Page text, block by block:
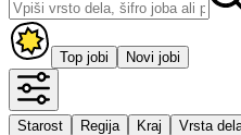
Top jobi Novi jobi
Starost Regija Kraj Vrsta